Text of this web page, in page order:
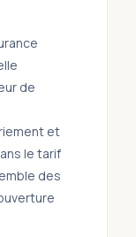
de
et
le tarif
des